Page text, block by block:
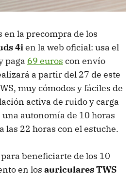
en la precompra de los
4ien la web oficial: usa el
paga 69 euros con envío
a partir del 27 de este
muy cómodos y fáciles de
activa de ruido y carga
autonomía de 10 horas
las 22 horas con el estuche.
beneficiarte de los 10
en los auriculares TWS